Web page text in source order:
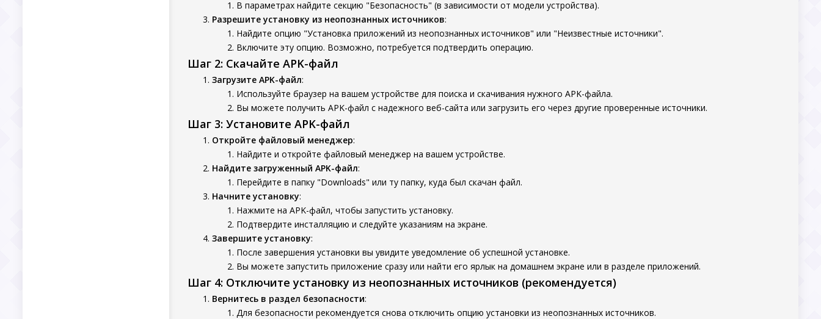
В параметрах найдите секцию "Безопасность" (в зависимости от модели устройства).
Разрешите установку из неопознанных источников:
Найдите опцию "Установка приложений из неопознанных источников" или "Неизвестные источники".
Включите эту опцию. Возможно, потребуется подтвердить операцию.
Шаг 2: Скачайте APK-файл
Загрузите APK-файл:
Используйте браузер на вашем устройстве для поиска и скачивания нужного APK-файла.
Вы можете получить APK-файл с надежного веб-сайта или загрузить его через другие проверенные источники.
Шаг 3: Установите APK-файл
Откройте файловый менеджер:
Найдите и откройте файловый менеджер на вашем устройстве.
Найдите загруженный APK-файл:
Перейдите в папку "Downloads" или ту папку, куда был скачан файл.
Начните установку:
Нажмите на APK-файл, чтобы запустить установку.
Подтвердите инсталляцию и следуйте указаниям на экране.
Завершите установку:
После завершения установки вы увидите уведомление об успешной установке.
Вы можете запустить приложение сразу или найти его ярлык на домашнем экране или в разделе приложений.
Шаг 4: Отключите установку из неопознанных источников (рекомендуется)
Вернитесь в раздел безопасности:
Для безопасности рекомендуется снова отключить опцию установки из неопознанных источников.